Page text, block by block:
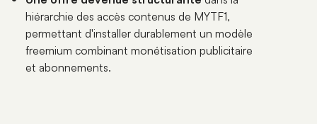
hiérarchie des accès contenus de MYTF1,
permettant d'installer durablement un modèle
freemium combinant monétisation publicitaire
et abonnements.